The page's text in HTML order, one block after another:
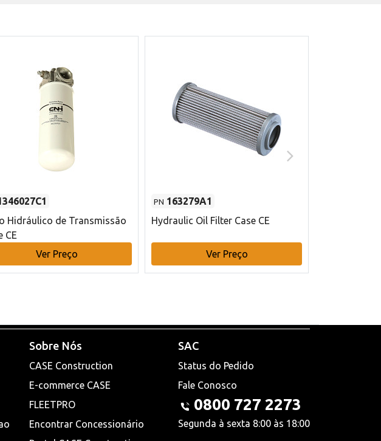
Hidráulico de Transmissão
CE
Ver Preço
PN 163279A1
Hydraulic Oil Filter Case CE
Ver Preço
Sobre Nós
CASE Construction
E-commerce CASE
FLEETPRO
Encontrar Concessionário
SAC
Status do Pedido
Fale Conosco
0800 727 2273
Segunda à sexta 8:00 às 18:00